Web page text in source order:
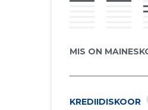
MIS ON
KREDIIDISKOOR